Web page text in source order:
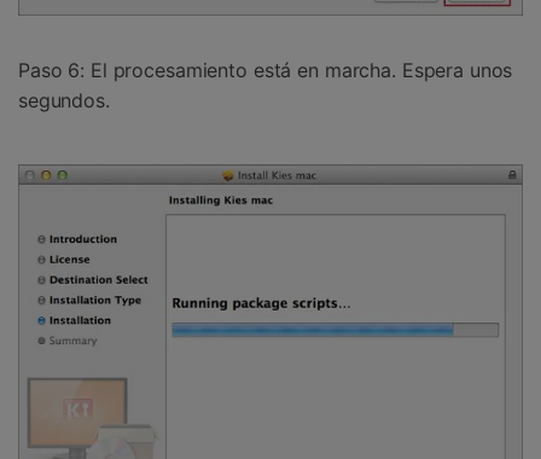
Paso 6: El procesamiento está en marcha. Espera unos
segundos.